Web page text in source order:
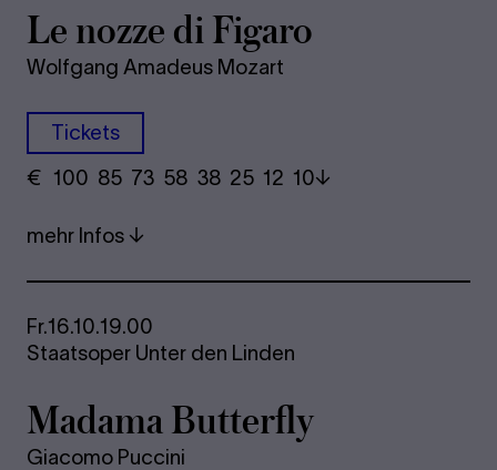
Le nozze di Fi­ga­ro
Wolfgang Amadeus Mozart
Tickets
€ ​ 100 85 73​ 58 38 25​ 12 10
mehr Infos
Fr.16.10.19.00
Staatsoper Unter den Linden
Ma­dama But­ter­fly
Giacomo Puccini